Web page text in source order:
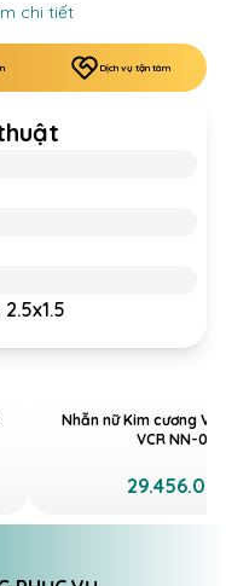
chi tiết
Dịch vụ tận tâm
Nhẫn nữ Kim cương
VCR NN-